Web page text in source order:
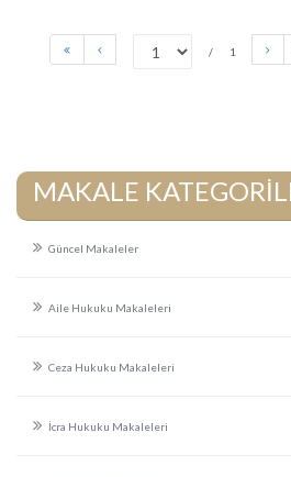
1
MAKALE
Güncel Makaleler
Aile Hukuku Makaleleri
Ceza Hukuku Makaleleri
İcra Hukuku Makaleleri